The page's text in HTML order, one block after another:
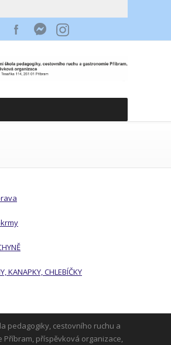
KANAPKY, CHLEBÍČKY
pedagogiky, cestovního ruchu a
Příbram, příspěvková organizace,